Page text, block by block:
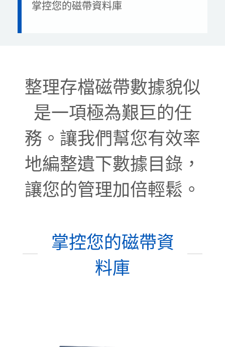
掌控您的磁帶資料庫
整理存檔磁帶數據貌似
是一項極為艱巨的任
務。讓我們幫您有效率
地編整遺下數據目錄，
讓您的管理加倍輕鬆。
掌控您的磁帶資
料庫